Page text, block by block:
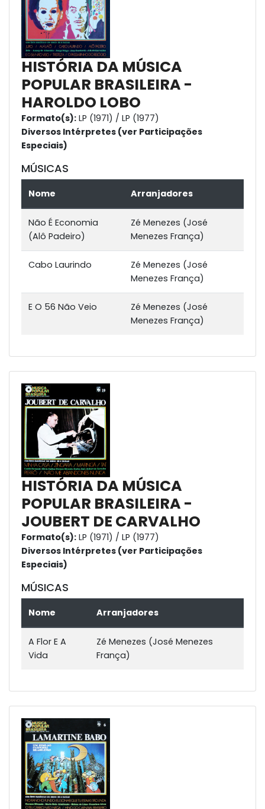
HISTÓRIA DA MÚSICA
POPULAR BRASILEIRA -
HAROLDO LOBO
Formato(s): LP (1971) / LP (1977)
Diversos Intérpretes (ver Participações
Especiais)
MÚSICAS
Nome Arranjadores
Não É Economia
(Alô Padeiro)
Zé Menezes (José
Menezes França)
Cabo Laurindo
Zé Menezes (José
Menezes França)
E O 56 Não Veio
Zé Menezes (José
Menezes França)
HISTÓRIA DA MÚSICA
POPULAR BRASILEIRA -
JOUBERT DE CARVALHO
Formato(s): LP (1971) / LP (1977)
Diversos Intérpretes (ver Participações
Especiais)
MÚSICAS
Nome Arranjadores
A Flor E A
Vida
Zé Menezes (José Menezes
França)